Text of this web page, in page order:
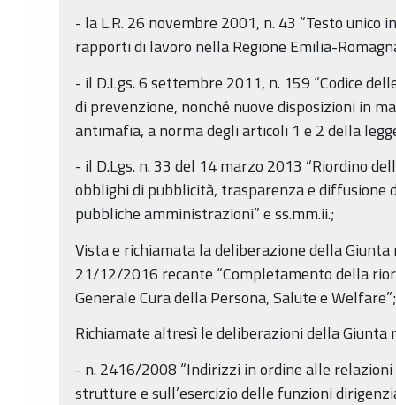
- la L.R. 26 novembre 2001, n. 43 “Testo unico
rapporti di lavoro nella Regione Emilia-
- il D.Lgs. 6 settembre 2011, n. 159 “Codice
di prevenzione, nonché nuove disposizioni in
antimafia, a norma degli articoli 1 e 2 della
- il D.Lgs. n. 33 del 14 marzo 2013 “Riordino
obblighi di pubblicità, trasparenza e diffusione
pubbliche amministrazioni” e ss.mm.ii.;
Vista e richiamata la deliberazione della
21/12/2016 recante “Completamento della
Generale Cura della Persona, Salute e Welfare”;
Richiamate altresì le deliberazioni della Giunta
- n. 2416/2008 “Indirizzi in ordine alle
strutture e sull’esercizio delle funzioni